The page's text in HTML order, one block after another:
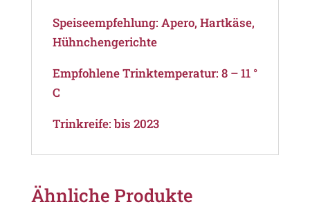
Speiseempfehlung: Apero, Hartkäse,
Hühnchengerichte
Empfohlene Trinktemperatur: 8 – 11 °
C
Trinkreife: bis 2023
Ähnliche Produkte